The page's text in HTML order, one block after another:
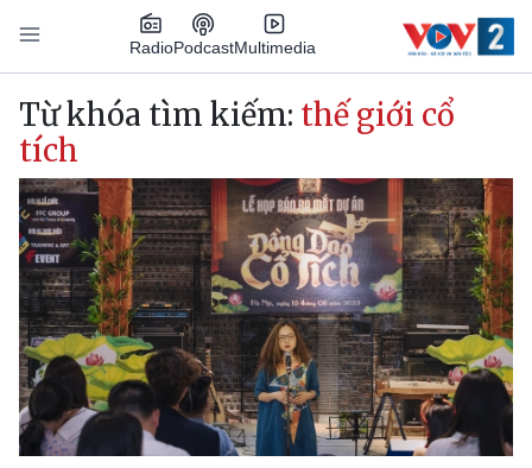
Nhảy đến nội dung
RadioPodcastMultimedia
Main navigation
Từ khóa tìm kiếm: thế giới cổ
tích